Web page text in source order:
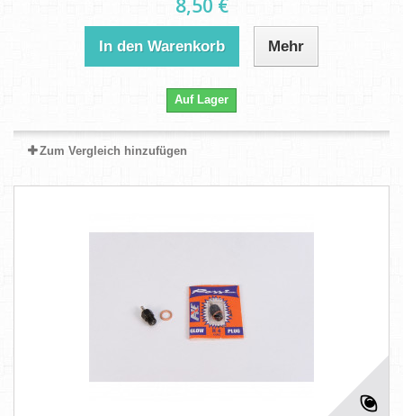
8,50 €
In den Warenkorb Mehr
Auf Lager
Zum Vergleich hinzufügen